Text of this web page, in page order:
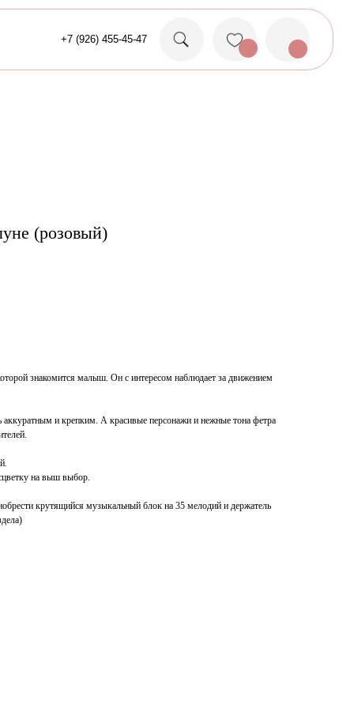
(розовый)
знакомится малыш. Он с интересом наблюдает за движением
аккуратным и крепким. А красивые персонажи и нежные тона фетра
на выш выбор.
крутящийся музыкальный блок на 35 мелодий и держатель